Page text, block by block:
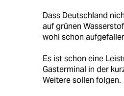
Dass Deutschland
auf grünen
wohl schon
Es ist schon eine
Gasterminal in der
Weitere sollen folgen.